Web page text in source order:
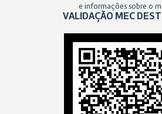
e informações sobre o
VALIDAÇÃO MEC